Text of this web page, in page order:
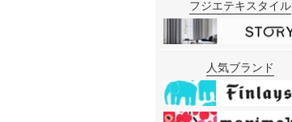
フジエテキスタイル
人気ブランド